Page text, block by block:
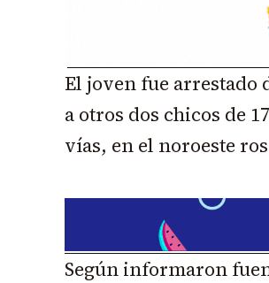
El joven fue arrestado
a otros dos chicos de
vías, en el noroeste
Según informaron